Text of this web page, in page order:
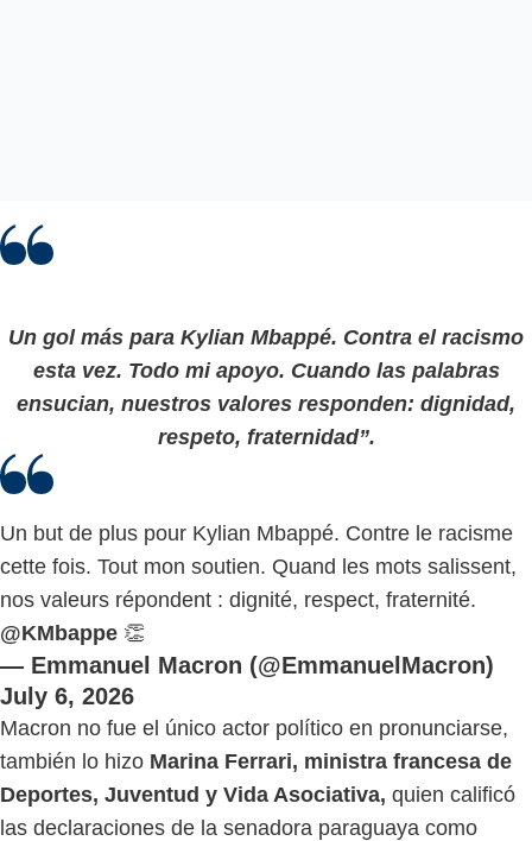
Un gol más para Kylian Mbappé. Contra el racismo
esta vez. Todo mi apoyo. Cuando las palabras
ensucian, nuestros valores responden: dignidad,
respeto, fraternidad”.
Un but de plus pour Kylian Mbappé. Contre le racisme
cette fois. Tout mon soutien. Quand les mots salissent,
nos valeurs répondent : dignité, respect, fraternité.
@KMbappe 👏
— Emmanuel Macron (@EmmanuelMacron)
July 6, 2026
Macron no fue el único actor político en pronunciarse,
también lo hizo Marina Ferrari, ministra francesa de
Deportes, Juventud y Vida Asociativa, quien calificó
las declaraciones de la senadora paraguaya como